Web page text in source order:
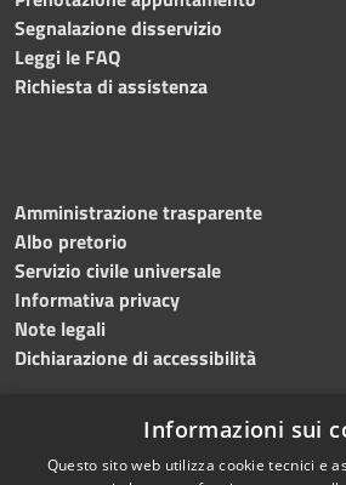
Segnalazione disservizio
Leggi le FAQ
Richiesta di assistenza
Amministrazione trasparente
Albo pretorio
Servizio civile universale
Informativa privacy
Note legali
Dichiarazione di accessibilità
RSS
Informazioni sui
Questo sito web utilizza cookie tecnici e